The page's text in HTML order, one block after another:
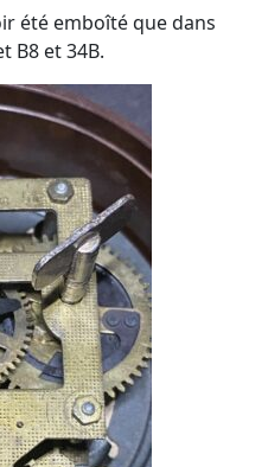
été emboîté que dans
B8 et 34B.